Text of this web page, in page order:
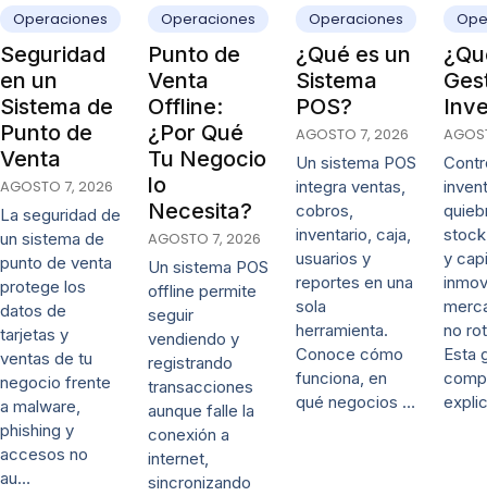
Operaciones
Seguridad
en un
Sistema de
Punto de
Venta
AGOSTO 7, 2026
La seguridad de
un sistema de
punto de venta
protege los
datos de
tarjetas y
ventas de tu
negocio frente
a malware,
phishing y
accesos no
au…
Operaciones
Punto de
Venta
Offline:
¿Por Qué
Tu Negocio
lo
Necesita?
AGOSTO 7, 2026
Un sistema POS
offline permite
seguir
vendiendo y
registrando
transacciones
aunque falle la
conexión a
internet,
sincronizando
Operaciones
¿Qué es un
Sistema
POS?
AGOSTO 7, 2026
Un sistema POS
integra ventas,
cobros,
inventario, caja,
usuarios y
reportes en una
sola
herramienta.
Conoce cómo
funciona, en
qué negocios …
y
no
Esta